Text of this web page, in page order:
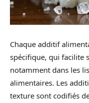
Chaque additif
spécifique, qui facilite
notamment dans les
alimentaires. Les
texture sont codifiés